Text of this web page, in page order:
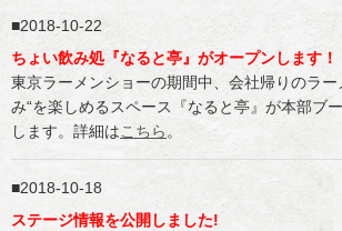
2018-10-22
ちょい飲み処『なると亭』がオープンします！
東京ラーメンショーの期間中、会社帰りのラー
み“を楽しめるスペース『なると亭』が本部ブ
します。詳細はこちら。
2018-10-18
ステージ情報を公開しました!